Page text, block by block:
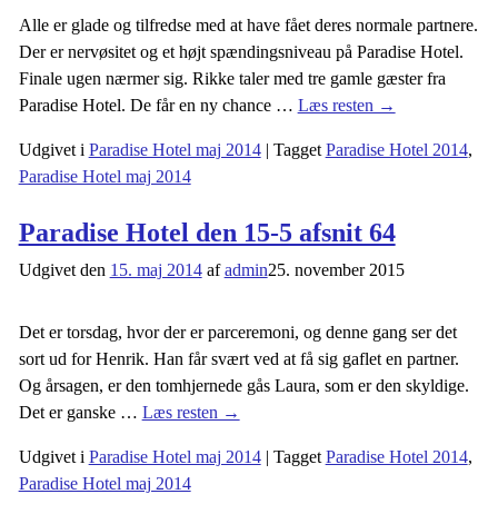
Alle er glade og tilfredse med at have fået deres normale partnere.
Der er nervøsitet og et højt spændingsniveau på Paradise Hotel.
Finale ugen nærmer sig. Rikke taler med tre gamle gæster fra
Paradise Hotel. De får en ny chance … Læs resten →
Udgivet i Paradise Hotel maj 2014| Tagget Paradise Hotel 2014,
Paradise Hotel maj 2014
Paradise Hotel den 15-5 afsnit 64
Udgivet den 15. maj 2014 afadmin25. november 2015
Det er torsdag, hvor der er parceremoni, og denne gang ser det
sort ud for Henrik. Han får svært ved at få sig gaflet en partner.
Og årsagen, er den tomhjernede gås Laura, som er den skyldige.
Det er ganske … Læs resten →
Udgivet i Paradise Hotel maj 2014| Tagget Paradise Hotel 2014,
Paradise Hotel maj 2014